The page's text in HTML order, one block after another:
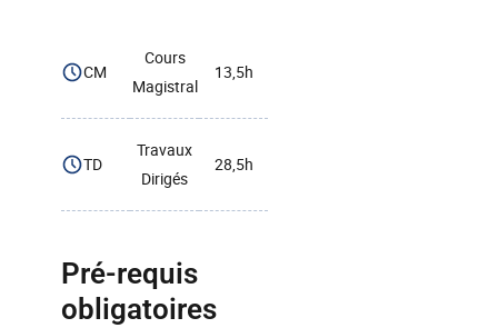
CM
Cours
Magistral
13,5h
TD
Travaux
Dirigés
28,5h
Pré-requis
obligatoires